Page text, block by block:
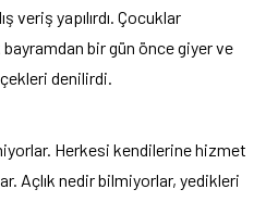
veriş yapılırdı. Çocuklar
bayramdan bir gün önce giyer ve
denilirdi.
Herkesi kendilerine hizmet
Açlık nedir bilmiyorlar, yedikleri